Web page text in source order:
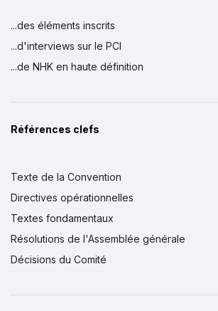
...des éléments inscrits
...d'interviews sur le PCI
...de NHK en haute définition
Références clefs
Texte de la Convention
Directives opérationnelles
Textes fondamentaux
Résolutions de l'Assemblée générale
Décisions du Comité